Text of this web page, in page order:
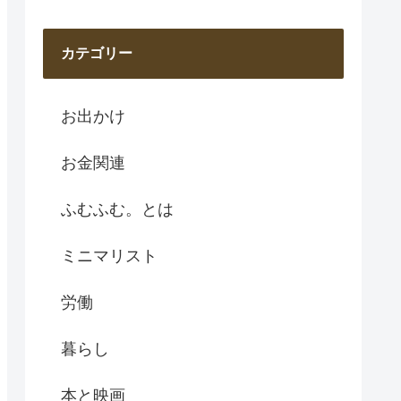
カテゴリー
お出かけ
お金関連
ふむふむ。とは
ミニマリスト
労働
暮らし
本と映画